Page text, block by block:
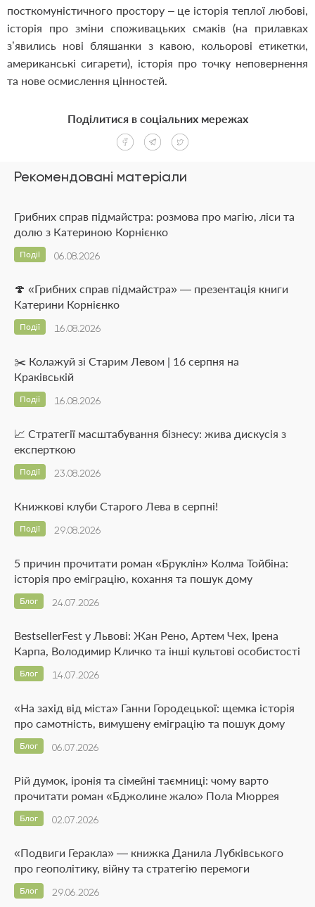
посткомуністичного простору – це історія теплої любові,
історія про зміни споживацьких смаків (на прилавках
з’явились нові бляшанки з кавою, кольорові етикетки,
американські сигарети), історія про точку неповернення
та нове осмислення цінностей.
Рекомендовані матеріали
Грибних справ підмайстра: розмова про магію, ліси та
долю з Катериною Корнієнко
06.08.2026
Події
🍄 «Грибних справ підмайстра» — презентація книги
Катерини Корнієнко
16.08.2026
Події
✂️ Колажуй зі Старим Левом | 16 серпня на
Краківській
16.08.2026
Події
📈 Стратегії масштабування бізнесу: жива дискусія з
експерткою
23.08.2026
Події
Книжкові клуби Старого Лева в серпні!
29.08.2026
Події
5 причин прочитати роман «Бруклін» Колма Тойбіна:
історія про еміграцію, кохання та пошук дому
24.07.2026
Блог
BestsellerFest у Львові: Жан Рено, Артем Чех, Ірена
Карпа, Володимир Кличко та інші культові особистості
14.07.2026
Блог
«На захід від міста» Ганни Городецької: щемка історія
про самотність, вимушену еміграцію та пошук дому
06.07.2026
Блог
Рій думок, іронія та сімейні таємниці: чому варто
прочитати роман «Бджолине жало» Пола Мюррея
02.07.2026
Блог
«Подвиги Геракла» — книжка Данила Лубківського
про геополітику, війну та стратегію перемоги
29.06.2026
Блог
Поділитися в соціальних мережах